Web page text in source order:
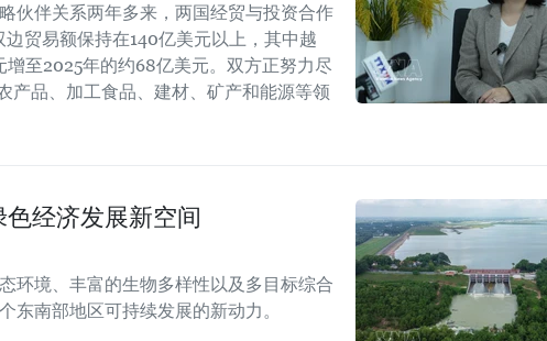
伙伴关系两年多来，两国经贸与投资合作
贸易额保持在140亿美元以上，其中越
至2025年的约68亿美元。双方正努力尽
产品、加工食品、建材、矿产和能源等领
经济发展新空间
环境、丰富的生物多样性以及多目标综合
东南部地区可持续发展的新动力。